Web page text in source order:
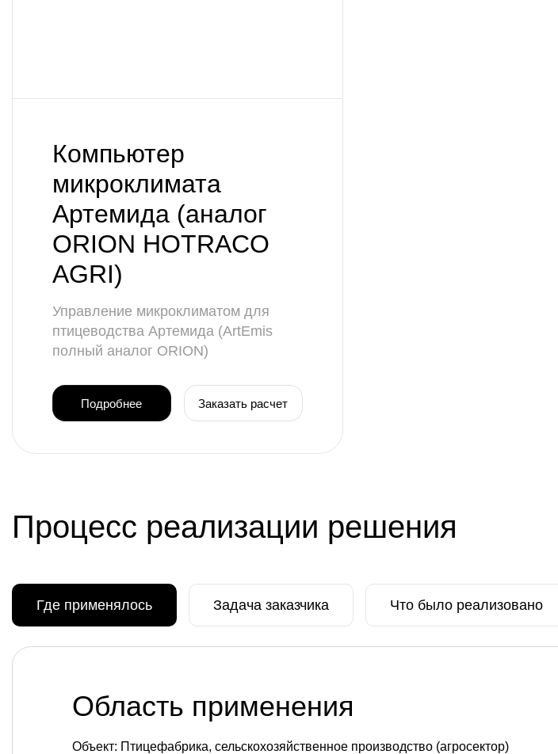
Компьютер
микроклимата
Артемида (аналог
ORION HOTRACO
AGRI)
Управление микроклиматом для
птицеводства Артемида (ArtEmis
полный аналог ORION)
Подробнее Заказать расчет
Процесс реализации решения
Где применялось Задача заказчика Что было реализовано
Область применения
Объект: Птицефабрика, сельскохозяйственное производство (агросектор)